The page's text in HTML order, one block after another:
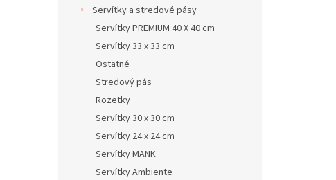
Servítky a stredové pásy
Servítky PREMIUM 40 X 40 cm
Servítky 33 x 33 cm
Ostatné
Stredový pás
Rozetky
Servítky 30 x 30 cm
Servítky 24 x 24 cm
Servítky MANK
Servítky Ambiente